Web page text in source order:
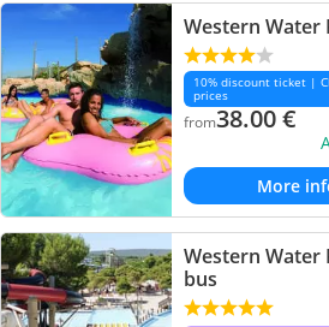
Western Water
10% discount ticket |
prices
from38.00€
More
Western
bus